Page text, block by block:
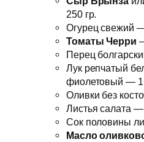
250 гр.
Огурец свежий
Томаты Черри
Перец
Лук репчатый
фиолетовый — 1
Оливки без
Листья салата —
Сок половины
Масло